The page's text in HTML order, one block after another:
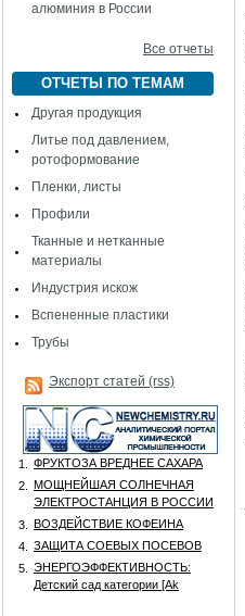
алюминия в России
Все отчеты
ОТЧЕТЫ ПО ТЕМАМ
Другая продукция
Литье под давлением,
ротоформование
Пленки, листы
Профили
Тканные и нетканные
материалы
Индустрия искож
Вспененные пластики
Трубы
Экспорт статей (rss)
1.
ФРУКТОЗА ВРЕДНЕЕ САХАРА
2.
МОЩНЕЙШАЯ СОЛНЕЧНАЯ
ЭЛЕКТРОСТАНЦИЯ В РОССИИ
3.
ВОЗДЕЙСТВИЕ КОФЕИНА
4.
ЗАЩИТА СОЕВЫХ ПОСЕВОВ
5.
ЭНЕРГОЭФФЕКТИВНОСТЬ:
Детский сад категории [Аk